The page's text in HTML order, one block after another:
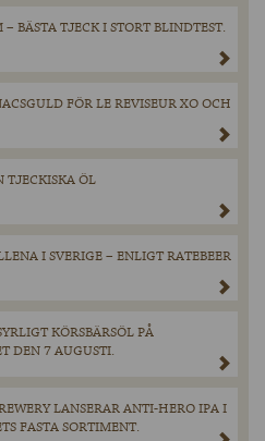
BÄSTA TJECK I STORT BLINDTEST.
FÖR LE REVISEUR XO OCH
TJECKISKA ÖL
I SVERIGE – ENLIGT RATEBEER
KÖRSBÄRSÖL PÅ
DEN 7 AUGUSTI.
LANSERAR ANTI-HERO IPA I
FASTA SORTIMENT.